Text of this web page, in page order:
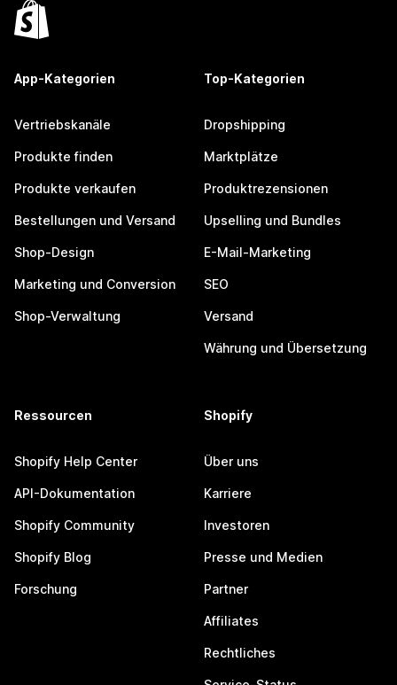
App-Kategorien
Vertriebskanäle
Produkte finden
Produkte verkaufen
Bestellungen und Versand
Shop-Design
Marketing und Conversion
Shop-Verwaltung
Top-Kategorien
Dropshipping
Marktplätze
Produktrezensionen
Upselling und Bundles
E-Mail-Marketing
SEO
Versand
Währung und Übersetzung
Ressourcen
Shopify Help Center
API-Dokumentation
Shopify Community
Shopify Blog
Forschung
Shopify
Über uns
Karriere
Investoren
Presse und Medien
Partner
Affiliates
Rechtliches